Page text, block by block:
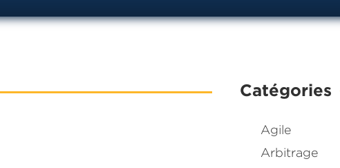
Catégories
Agile
Arbitrage